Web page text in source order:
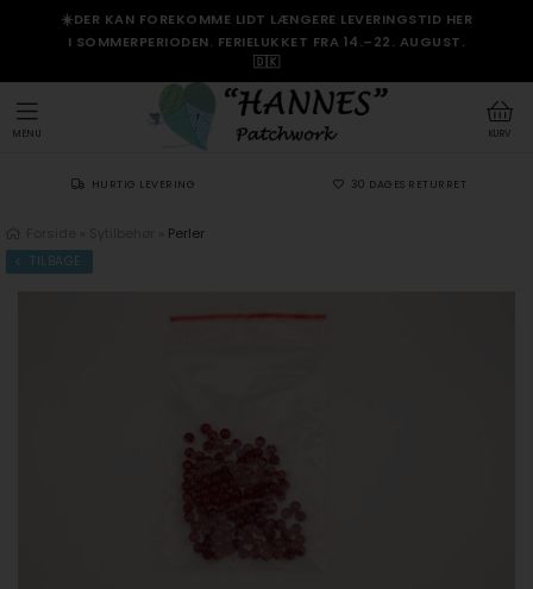
☀️DER KAN FOREKOMME LIDT LÆNGERE LEVERINGSTID HER
I SOMMERPERIODEN. FERIELUKKET FRA 14.–22. AUGUST.
🇩🇰
KURV
MENU
HURTIG LEVERING 30 DAGES RETURRET
Perler
TILBAGE